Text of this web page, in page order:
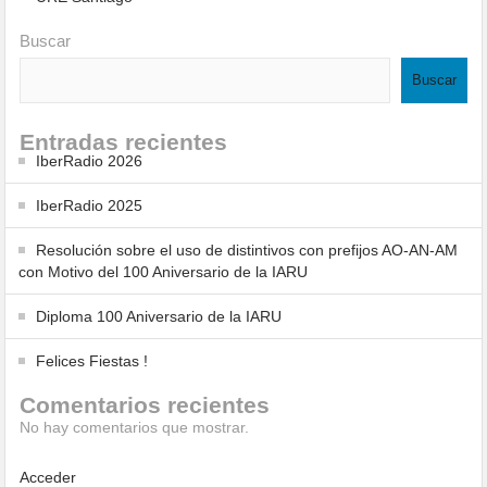
Buscar
Buscar
Entradas recientes
IberRadio 2026
IberRadio 2025
Resolución sobre el uso de distintivos con prefijos AO-AN-AM
con Motivo del 100 Aniversario de la IARU
Diploma 100 Aniversario de la IARU
Felices Fiestas !
Comentarios recientes
No hay comentarios que mostrar.
Acceder